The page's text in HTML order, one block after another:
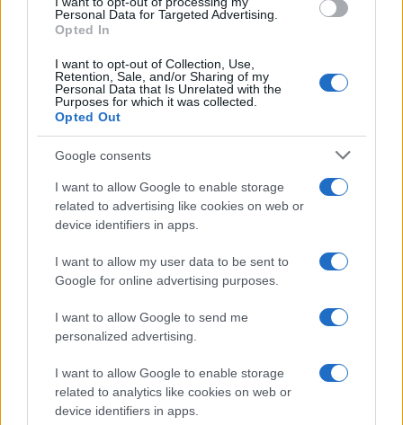
Personal Data for Targeted Advertising.
Opted In
I want to opt-out of Collection, Use,
Retention, Sale, and/or Sharing of my
Personal Data that Is Unrelated with the
Purposes for which it was collected.
Opted Out
Google consents
I want to allow Google to enable storage
related to advertising like cookies on web or
device identifiers in apps.
I want to allow my user data to be sent to
Google for online advertising purposes.
I want to allow Google to send me
personalized advertising.
I want to allow Google to enable storage
related to analytics like cookies on web or
device identifiers in apps.
Continua a leggere